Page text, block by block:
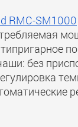
RMC-SM1000
без